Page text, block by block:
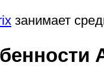
занимает